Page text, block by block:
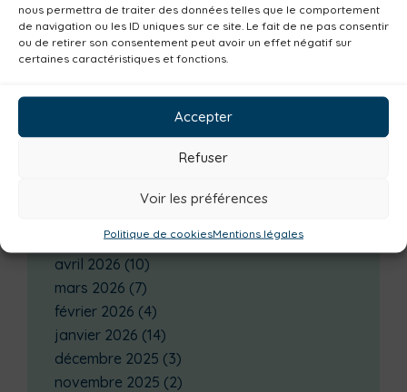
nous permettra de traiter des données telles que le comportement
de navigation ou les ID uniques sur ce site. Le fait de ne pas consentir
ou de retirer son consentement peut avoir un effet négatif sur
certaines caractéristiques et fonctions.
Accepter
Refuser
Voir les préférences
Politique de cookiesMentions légales
Ateliers sur la périnatalité
La saison culturelle 2026-2027 est lancée !
Changements d’horaires activités jeunes
Enquête publique
Archives actualités
(2)
mai 2026(5)
avril 2026 (10)
mars 2026 (7)
février 2026 (4)
janvier 2026 (14)
décembre 2025 (3)
novembre 2025 (2)